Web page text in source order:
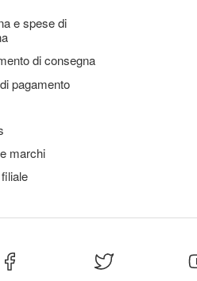
e spese di
di consegna
pagamento
marchi